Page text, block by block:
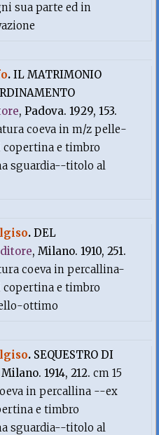
sua parte ed in
.IL MATRIMONIO
, Padova. 1929, 153.
coeva in m/z pelle-
e timbro
sguardia--titolo al
.DEL
, Milano. 1910, 251.
coeva in percallina-
e timbro
ottimo
. SEQUESTRO DI
Milano. 1914, 212.cm 15
in percallina --ex
e timbro
sguardia--titolo al